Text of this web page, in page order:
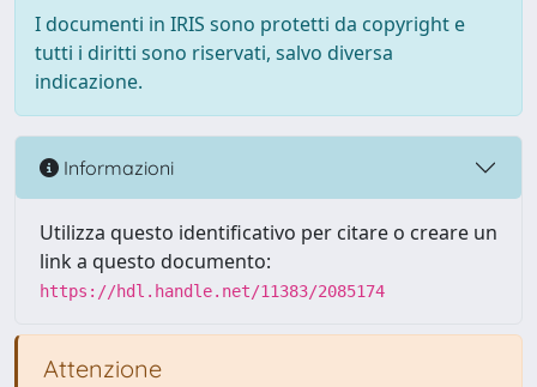
I documenti in IRIS sono protetti da copyright e
tutti i diritti sono riservati, salvo diversa
indicazione.
Informazioni
Utilizza questo identificativo per citare o creare un
link a questo documento:
https://hdl.handle.net/11383/2085174
Attenzione